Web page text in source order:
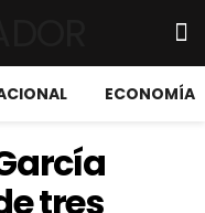
ECONOMÍA
tres